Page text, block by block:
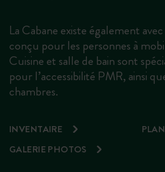
La Cabane existe également
conçu pour les personnes à
Cuisine et salle de bain sont
pour l’accessibilité PMR, ainsi
chambres.
INVENTAIRE
GALERIE PHOTOS